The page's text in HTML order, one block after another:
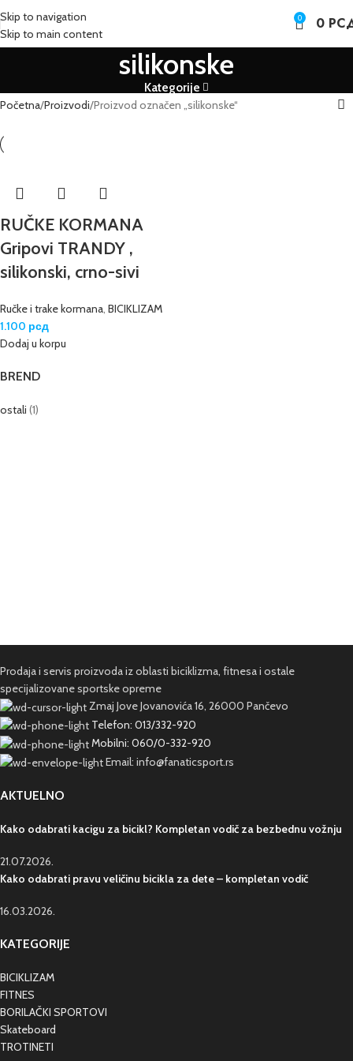
Skip to navigation
Skip to main content
0 0
silikonske
Kategorije
BREND
ostali (1)
Početna Proizvodi Proizvod označen „silikonske“
RUČKE KORMANA
Gripovi TRANDY ,
silikonski, crno-sivi
Ručke i trake kormana, BICIKLIZAM
1.100 рсд
Dodaj u korpu
Prodaja i servis proizvoda iz oblasti biciklizma, fitnesa i ostale
specijalizovane sportske opreme
Zmaj Jove Jovanovića 16, 26000 Pančevo
Telefon: 013/332-920
Mobilni: 060/0-332-920
Email: info@fanaticsport.rs
AKTUELNO
Kako odabrati kacigu za bicikl? Kompletan vodič za bezbednu vožnju
21.07.2026.
Kako odabrati pravu veličinu bicikla za dete – kompletan vodič
16.03.2026.
KATEGORIJE
BICIKLIZAM
FITNES
BORILAČKI SPORTOVI
Skateboard
TROTINETI